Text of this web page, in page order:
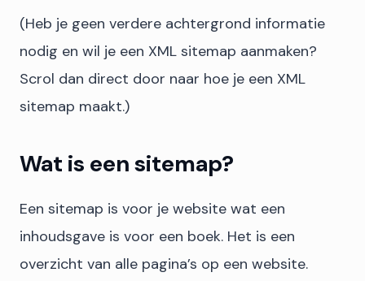
(Heb je geen verdere achtergrond informatie
nodig en wil je een XML sitemap aanmaken?
Scrol dan direct door naar hoe je een XML
sitemap maakt.)
Wat is een sitemap?
Een sitemap is voor je website wat een
inhoudsgave is voor een boek. Het is een
overzicht van alle pagina’s op een website.